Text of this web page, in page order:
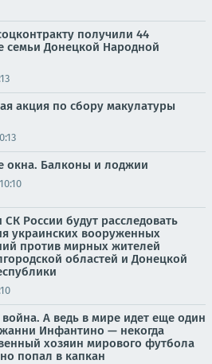
получили 44
семьи Донецкой Народной
акция по сбору макулатуры
окна. Балконы и лоджии
10:10
СК России будут расследовать
украинских вооруженных
против мирных жителей
областей и Донецкой
А ведь в мире идет еще один
Инфантино — некогда
хозяин мирового футбола
попал в капкан